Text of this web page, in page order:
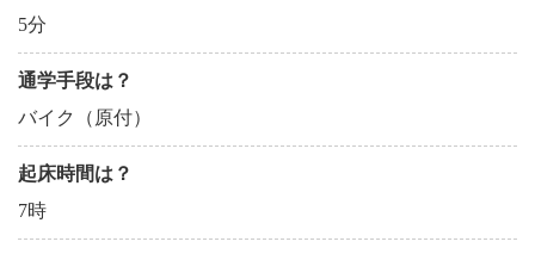
5分
通学手段は？
バイク（原付）
起床時間は？
7時